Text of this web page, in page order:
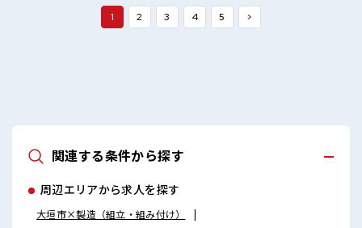
1 2 3 4 5 >
関連する条件から探す
周辺エリアから求人を探す
大垣市×製造（組立・組み付け）